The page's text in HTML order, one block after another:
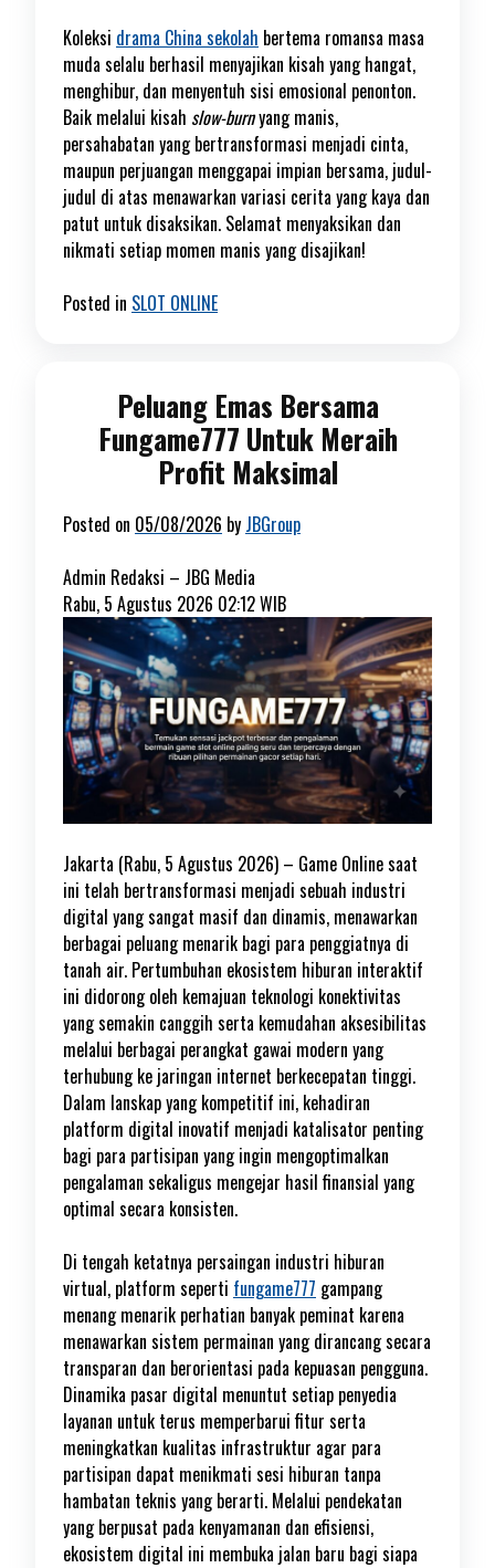
Koleksi drama China sekolah bertema romansa masa
muda selalu berhasil menyajikan kisah yang hangat,
menghibur, dan menyentuh sisi emosional penonton.
Baik melalui kisah slow-burnyang manis,
persahabatan yang bertransformasi menjadi cinta,
maupun perjuangan menggapai impian bersama, judul-
judul di atas menawarkan variasi cerita yang kaya dan
patut untuk disaksikan. Selamat menyaksikan dan
nikmati setiap momen manis yang disajikan!
Posted in SLOT ONLINE
Peluang Emas Bersama
Fungame777 Untuk Meraih
Profit Maksimal
Posted on 05/08/2026 by JBGroup
Admin Redaksi – JBG Media
Rabu, 5 Agustus 2026 02:12 WIB
Jakarta (Rabu, 5 Agustus 2026) – Game Online saat
ini telah bertransformasi menjadi sebuah industri
digital yang sangat masif dan dinamis, menawarkan
berbagai peluang menarik bagi para penggiatnya di
tanah air. Pertumbuhan ekosistem hiburan interaktif
ini didorong oleh kemajuan teknologi konektivitas
yang semakin canggih serta kemudahan aksesibilitas
melalui berbagai perangkat gawai modern yang
terhubung ke jaringan internet berkecepatan tinggi.
Dalam lanskap yang kompetitif ini, kehadiran
platform digital inovatif menjadi katalisator penting
bagi para partisipan yang ingin mengoptimalkan
pengalaman sekaligus mengejar hasil finansial yang
optimal secara konsisten.
Di tengah ketatnya persaingan industri hiburan
virtual, platform seperti fungame777 gampang
menang menarik perhatian banyak peminat karena
menawarkan sistem permainan yang dirancang secara
transparan dan berorientasi pada kepuasan pengguna.
Dinamika pasar digital menuntut setiap penyedia
layanan untuk terus memperbarui fitur serta
meningkatkan kualitas infrastruktur agar para
partisipan dapat menikmati sesi hiburan tanpa
hambatan teknis yang berarti. Melalui pendekatan
yang berpusat pada kenyamanan dan efisiensi,
ekosistem digital ini membuka jalan baru bagi siapa